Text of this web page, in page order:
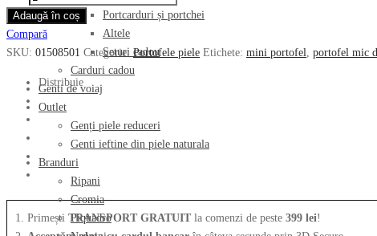
Portcarduri și portchei
Altele
Seturi cadou
Carduri cadou
Genti de voiaj
Outlet
Genți piele reduceri
Genti ieftine din piele naturala
Branduri
Ripani
Cromia
Piquadro
fost:
369.00 lei.
189.00 lei.
Portofel
mic
din
piele
naturala
01508501
Adaugă în coș
Compară
SKU: 01508501 Categorie: Portofele piele Etichete: mini portofel portofel mic
Distribuie
1. Primești TRANSPORT GRATUIT la comenzi de peste 399 lei!